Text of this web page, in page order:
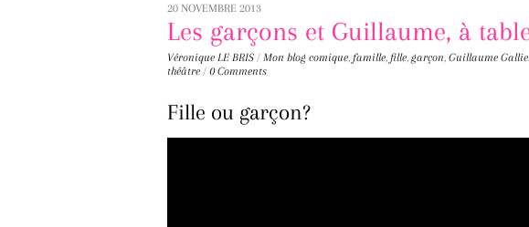
20 NOVEMBRE 2013
Les garçons et Guillaume, à
Véronique LE BRIS / Mon blog comique, famille, fille, garçon, Guillaume
théâtre / 0 Comments
Fille ou garçon?